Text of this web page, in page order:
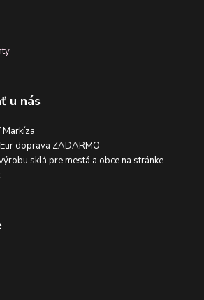
u nás
doprava ZADARMO
sklá pre mestá a obce na stránke